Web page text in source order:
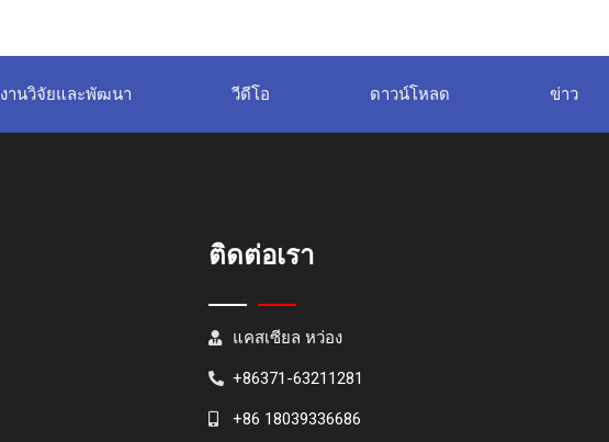
งานวิจัยและพัฒนา วีดีโอ ดาวน์โหลด ข่าว
ติดต่อเรา
แคสเซียล หว่อง
+86371-63211281
+86 18039336686